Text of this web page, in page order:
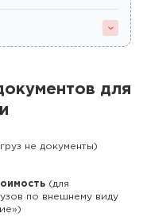
для
не документы)
(для
по внешнему виду